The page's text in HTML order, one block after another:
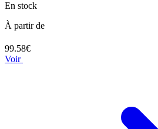
En stock
À partir de
99.58€
Voir